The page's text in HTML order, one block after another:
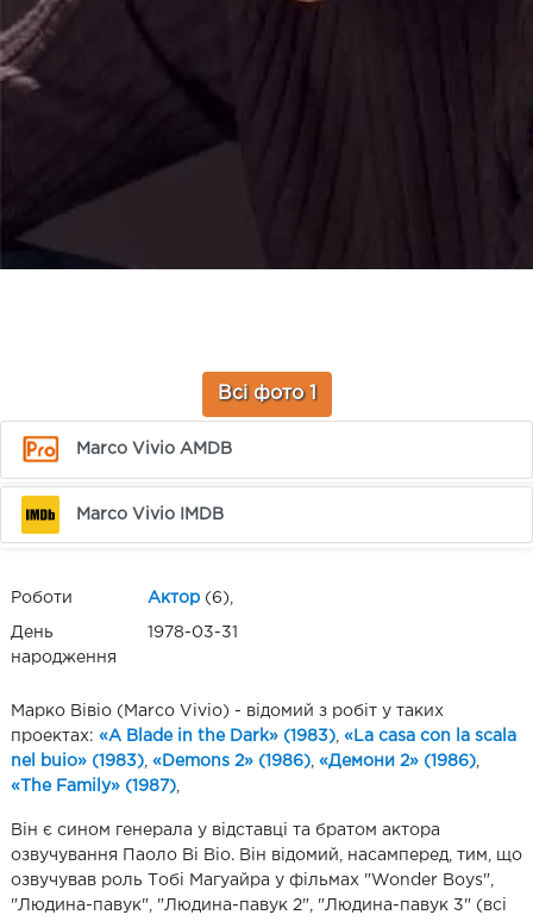
Всі фото 1
Marco Vivio AMDB
Marco Vivio IMDB
Роботи Актор (6),
День
народження
1978-03-31
Марко Вівіо (Marco Vivio) - відомий з робіт у таких
проектах: «A Blade in the Dark» (1983) «La casa con la scala
nel buio» (1983) «Demons 2» (1986) «Демони 2» (1986)
«The Family» (1987)
Він є сином генерала у відставці та братом актора
озвучування Паоло Ві Віо. Він відомий, насамперед, тим, що
озвучував роль Тобі Магуайра у фільмах "Wonder Boys",
"Людина-павук", "Людина-павук 2", "Людина-павук 3" (всі